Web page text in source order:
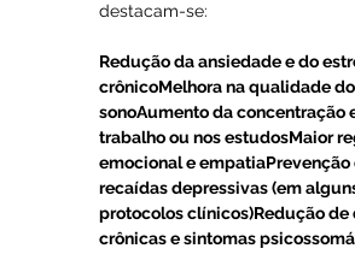
destacam-se:
Redução da ansiedade e do
crônicoMelhora na qualidade do
sonoAumento da concentração
trabalho ou nos estudosMaior
emocional e empatiaPrevenção
recaídas depressivas (em
protocolos clínicos)Redução de
crônicas e sintomas